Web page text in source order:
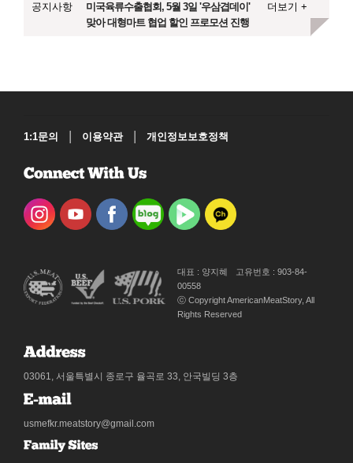
공지사항
미국육류수출협회, 5월 3일 '우삼겹데이'
맞아 대형마트 협업 할인 프로모션 진행
더보기 +
1:1문의 이용약관 개인정보보호정책
대표 : 양지혜
고유번호 : 903-84-
00558
ⓒ Copyright AmericanMeatStory, All
Rights Reserved
03061, 서울특별시 종로구 율곡로 33, 안국빌딩 3층
usmefkr.meatstory@gmail.com